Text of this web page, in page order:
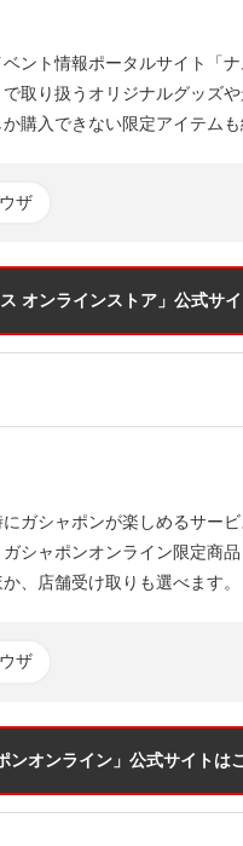
ント情報ポータルサイト「
取り扱うオリジナルグッズ
購入できない限定アイテムも
ザ
オンラインストア」 公式サ
ガシャポンが楽しめるサー
シャポンオンライン限定商品
、店舗受け取りも選べます。
ザ
ンオンライン」 公式サイトは